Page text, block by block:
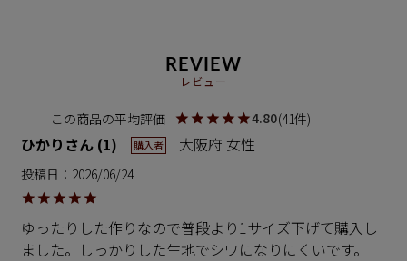
REVIEW
レビュー
4.80 41
ひかり 1 購入者 大阪府 女性
投稿日 2026/06/24
ゆったりした作りなので普段より1サイズ下げて購入し
ました。しっかりした生地でシワになりにくいです。